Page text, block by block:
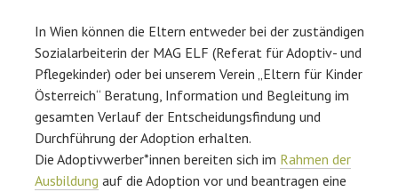
In Wien können die Eltern entweder bei der zuständigen
Sozialarbeiterin der MAG ELF (Referat für Adoptiv- und
Pflegekinder) oder bei unserem Verein „Eltern für Kinder
Österreich“ Beratung, Information und Begleitung im
gesamten Verlauf der Entscheidungsfindung und
Durchführung der Adoption erhalten.
Die Adoptivwerber*innen bereiten sich im Rahmen der
Ausbildung auf die Adoption vor und beantragen eine